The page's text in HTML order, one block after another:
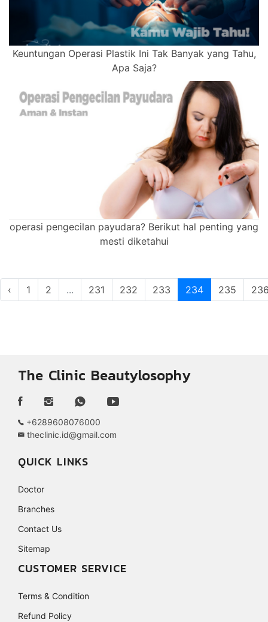
Keuntungan Operasi Plastik Ini Tak Banyak yang Tahu,
Apa Saja?
operasi pengecilan payudara? Berikut hal penting yang
mesti diketahui
‹ 1 2 ... 231 232 233 234 235
The Clinic Beautylosophy
+6289608076000
theclinic.id@gmail.com
QUICK LINKS
Doctor
Branches
Contact Us
Sitemap
CUSTOMER SERVICE
Terms & Condition
Refund Policy